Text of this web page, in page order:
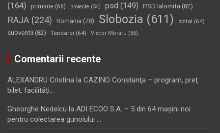
(164)
primarie (66) proiecte (54) psd (149) PSD Ialomita (82)
RAJA (224) Romania (78) Slobozia (611) spital (64)
subventii (82) Tandarei (64) Victor Moraru (56)
Comentarii recente
ALEXANDRU Cristina la CAZINO Constanţa – program, preţ
bilet, facilităţi…
Gheorghe Nedelcu la ADI ECOO S.A. – 5 din 64 maşini noi
pentru colectarea gunoiului …